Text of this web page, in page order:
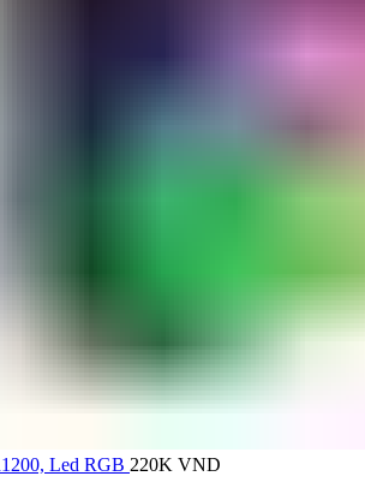
Led RGB 220K VND